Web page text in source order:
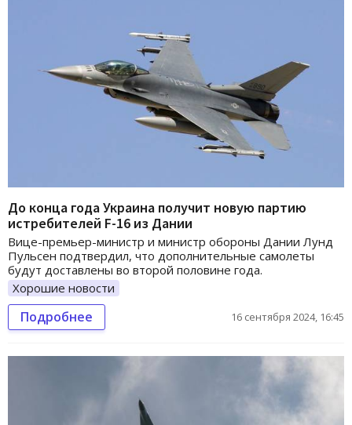
До конца года Украина получит новую партию
истребителей F-16 из Дании
Вице-премьер-министр и министр обороны Дании Лунд
Пульсен подтвердил, что дополнительные самолеты
будут доставлены во второй половине года.
Хорошие новости
Подробнее 16 сентября 2024, 16:45